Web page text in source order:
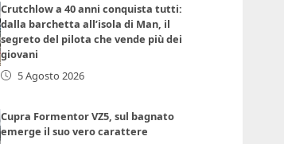
Crutchlow a 40 anni conquista tutti:
dalla barchetta all’isola di Man, il
segreto del pilota che vende più dei
giovani
5 Agosto 2026
Cupra Formentor VZ5, sul bagnato
emerge il suo vero carattere